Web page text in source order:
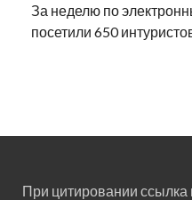
За неделю по
посетили 650
При цитировании ссылка